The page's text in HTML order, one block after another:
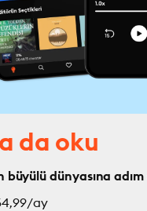
da oku
büyülü dünyasına
ay